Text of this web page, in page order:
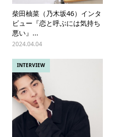
柴田柚菜（乃木坂46）インタ
ビュー『恋と呼ぶには気持ち
悪い』...
2024.04.04
INTERVIEW